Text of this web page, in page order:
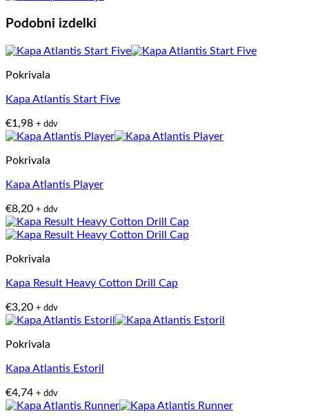
Podobni izdelki
Pokrivala
Kapa Atlantis Start Five
€1,98 + ddv
Pokrivala
Kapa Atlantis Player
€8,20 + ddv
Pokrivala
Kapa Result Heavy Cotton Drill Cap
€3,20 + ddv
Pokrivala
Kapa Atlantis Estoril
€4,74 + ddv